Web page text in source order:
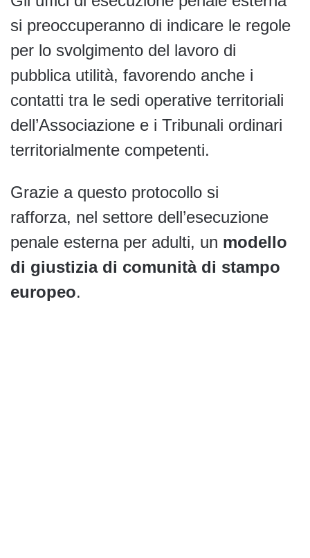
si preoccuperanno di indicare le regole
per lo svolgimento del lavoro di
pubblica utilità, favorendo anche i
contatti tra le sedi operative territoriali
dell’Associazione e i Tribunali ordinari
territorialmente competenti.
Grazie a questo protocollo si
rafforza, nel settore dell’esecuzione
penale esterna per adulti, un modello
di giustizia di comunità di stampo
europeo.